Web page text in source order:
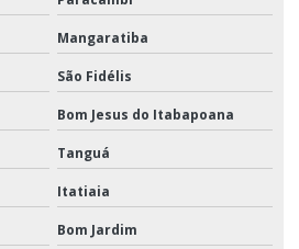
Mangaratiba
São Fidélis
Bom Jesus do Itabapoana
Tanguá
Itatiaia
Bom Jardim